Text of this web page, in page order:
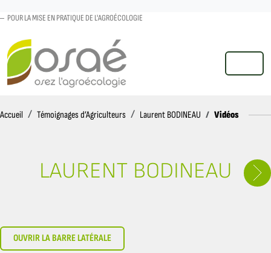
POUR LA MISE EN PRATIQUE DE L'AGROÉCOLOGIE
MENU
Accueil AccueilTémoignages d’Agriculteurs Laurent BODINEAU Vidéos
LAURENT BODINEAU
OUVRIR LA BARRE LATÉRALE